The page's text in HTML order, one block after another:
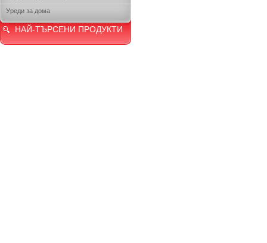
Уреди за дома
НАЙ-ТЪРСЕНИ ПРОДУКТИ